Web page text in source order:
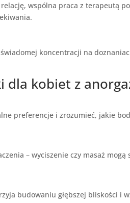
wspólna praca z terapeutą
koncentracji na
dla kobiet z
preferencje i zrozumieć, jakie
– wyciszenie czy masaż
budowaniu głębszej bliskości i